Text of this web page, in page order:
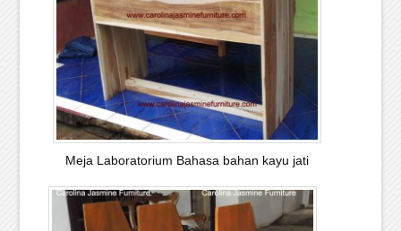
Meja Laboratorium Bahasa bahan kayu jati